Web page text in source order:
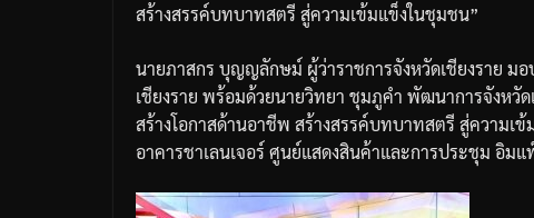
สร้างสรรค์บทบาทสตรี สู่ความเข้มแข็งในชุมชน”
นายภาสกร บุญญลักษม์ ผู้ว่าราชการจังหวัดเชียงราย มอ
เชียงราย พร้อมด้วยนายวิทยา ชุมภูคำ พัฒนาการจังหวัด
สร้างโอกาสด้านอาชีพ สร้างสรรค์บทบาทสตรี สู่ความเ
อาคารชาเลนเจอร์ ศูนย์แสดงสินค้าและการประชุม อิมแ